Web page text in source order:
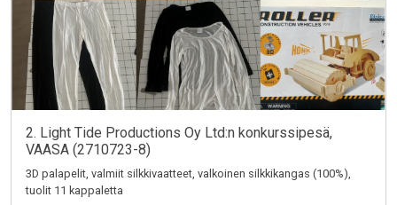
2. Light Tide Productions Oy Ltd:n konkurssipesä,
VAASA (2710723-8)
3D palapelit, valmiit silkkivaatteet, valkoinen silkkikangas (100%),
tuolit 11 kappaletta